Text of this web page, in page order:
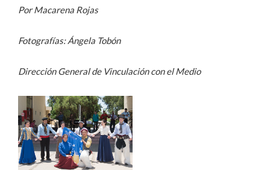
Por Macarena Rojas
Fotografías: Ángela Tobón
Dirección General de Vinculación con el Medio